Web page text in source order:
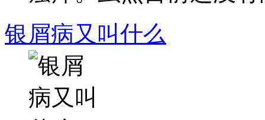
银屑病又叫什么